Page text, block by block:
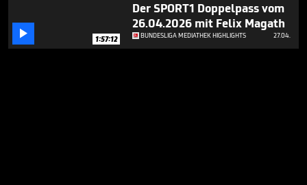
 1:57:12
Der SPORT1 Doppelpass vom
26.04.2026 mit Felix Magath
BUNDESLIGA MEDIATHEK HIGHLIGHTS 27.04.